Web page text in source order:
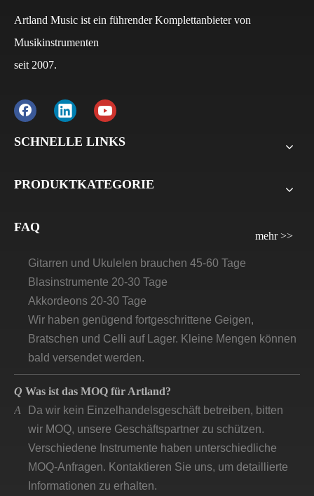
Artland Music ist ein führender Komplettanbieter von
Musikinstrumenten
seit 2007.
SCHNELLE LINKS
PRODUKTKATEGORIE
FAQ
mehr >>
und der Restbetrag 70 % auf die B/L-Kopie. Bei LCL
der Lieferung. Für alle Musterbestellungen verlangen
A
Violinen, Bratsche, Celli: 30 Tage–45 Tage
Blasinstrumente 20-30 Tage
Akkordeons 20-30 Tage
Wir haben genügend fortgeschrittene Geigen,
Bratschen und Celli auf Lager. Kleine Mengen können
bald versendet werden.
A Da wir kein Einzelhandelsgeschäft betreiben, bitten
wir MOQ, unsere Geschäftspartner zu schützen.
Verschiedene Instrumente haben unterschiedliche
MOQ-Anfragen. Kontaktieren Sie uns, um detaillierte
Informationen zu erhalten.